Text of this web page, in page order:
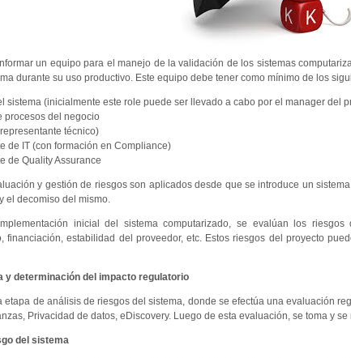
un equipo para el manejo de la validación de los sistemas
durante su uso productivo. Este equipo debe tener como mínimo de los
sistema (inicialmente este role puede ser llevado a cabo por el manager del
procesos del negocio
técnico)
de IT (con formación en Compliance)
de Quality Assurance
y gestión de riesgos son aplicados desde que se introduce un
el decomiso del mismo.
inicial del sistema computarizado, se evalúan los
financiación, estabilidad del proveedor, etc. Estos riesgos del proyecto
y determinación del impacto regulatorio
etapa de análisis de riesgos del sistema, donde se efectúa una evaluación
Privacidad de datos, eDiscovery. Luego de esta evaluación, se toma y
del sistema